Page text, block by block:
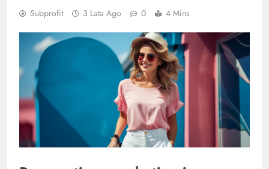
Subprofit 3 Lata Ago 0 4 Mins